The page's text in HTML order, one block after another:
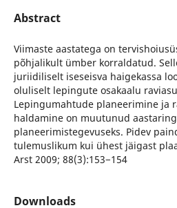
Abstract
Viimaste aastatega on
põhjalikult ümber korraldatud.
juriidiliselt iseseisva haigekassa
oluliselt lepingute osakaalu
Lepingumahtude planeerimine ja
haldamine on muutunud
planeerimistegevuseks. Pidev
tulemuslikum kui ühest jäigast
Arst 2009; 88(3):153−154
Downloads